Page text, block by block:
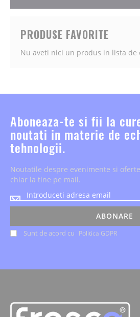
PRODUSE FAVORITE
Nu aveti nici un produs in lista de
Aboneaza-te si fii la
noutati in materie de
tehnologii.
Noutatile despre evenimente si
chiar la tine pe mail.
Noutatile
despre
si
ofertele
pe
Sunt de acord cu Politica GDPR
ABONARE